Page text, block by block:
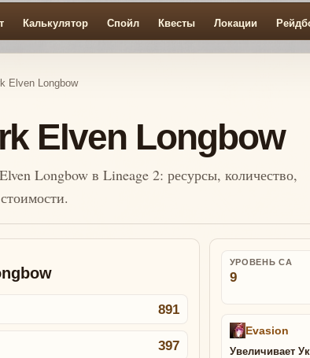
Калькулятор Спойл Квесты Локации
Elven Longbow
Elven Longbow
Longbow в Lineage 2: ресурсы, количество,
891
397
УРОВЕНЬ СА
9
Evasion
Увеличивает